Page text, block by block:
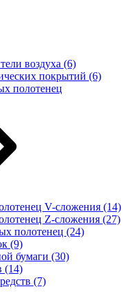
воздуха (6)
покрытий (6)
полотенец
V-сложения (14)
Z-сложения (27)
полотенец (24)
(9)
бумаги (30)
(14)
(7)